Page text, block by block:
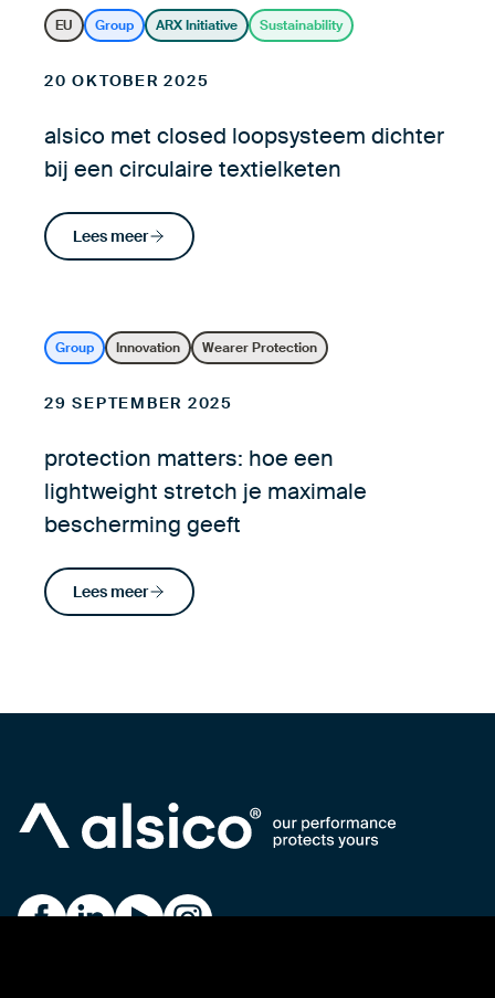
EU Group ARX Initiative Sustainability
20 OKTOBER 2025
alsico met closed loopsysteem dichter
bij een circulaire textielketen
Lees meer
Group Innovation Wearer Protection
29 SEPTEMBER 2025
protection matters: hoe een
lightweight stretch je maximale
bescherming geeft
Lees meer